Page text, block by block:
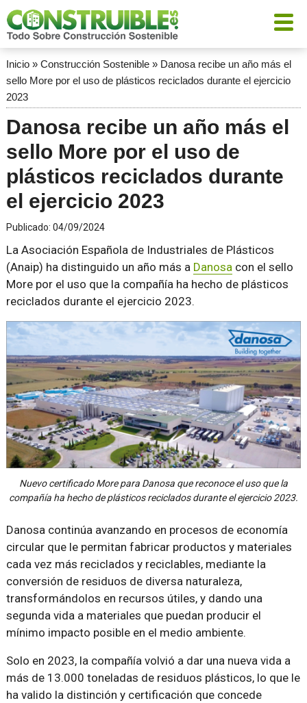
Inicio» Construcción Sostenible» Danosa recibe un año más el
sello More por el uso de plásticos reciclados durante el ejercicio
2023
Danosa recibe un año más el
sello More por el uso de
plásticos reciclados durante
el ejercicio 2023
Publicado: 04/09/2024
La Asociación Española de Industriales de Plásticos
(Anaip) ha distinguido un año más a Danosacon el sello
More por el uso que la compañía ha hecho de plásticos
reciclados durante el ejercicio 2023.
Nuevo certificado More para Danosa que reconoce el uso que la
compañía ha hecho de plásticos reciclados durante el ejercicio 2023.
Danosa continúa avanzando en procesos de economía
circular que le permitan fabricar productos y materiales
cada vez más reciclados y reciclables, mediante la
conversión de residuos de diversa naturaleza,
transformándolos en recursos útiles, y dando una
segunda vida a materiales que puedan producir el
mínimo impacto posible en el medio ambiente.
Solo en 2023, la compañía volvió a dar una nueva vida a
más de 13.000 toneladas de residuos plásticos, lo que le
ha valido la distinción y certificación que concede